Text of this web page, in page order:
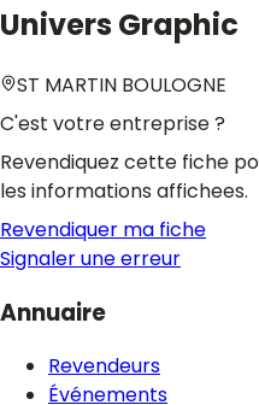
Univers Graphic
ST MARTIN BOULOGNE
C'est votre entreprise ?
Revendiquez cette fiche
les informations affichees.
Revendiquer ma fiche
Signaler une erreur
Annuaire
Revendeurs
Événements